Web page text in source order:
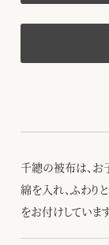
千總の被布は、お
綿を入れ、ふわり
をお付けしています